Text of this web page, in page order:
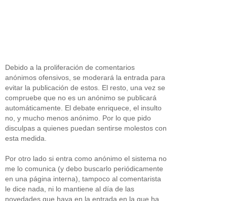
Debido a la proliferación de comentarios
anónimos ofensivos, se moderará la entrada para
evitar la publicación de estos. El resto, una vez se
compruebe que no es un anónimo se publicará
automáticamente. El debate enriquece, el insulto
no, y mucho menos anónimo. Por lo que pido
disculpas a quienes puedan sentirse molestos con
esta medida.
Por otro lado si entra como anónimo el sistema no
me lo comunica (y debo buscarlo periódicamente
en una página interna), tampoco al comentarista
le dice nada, ni lo mantiene al día de las
novedades que haya en la entrada en la que ha